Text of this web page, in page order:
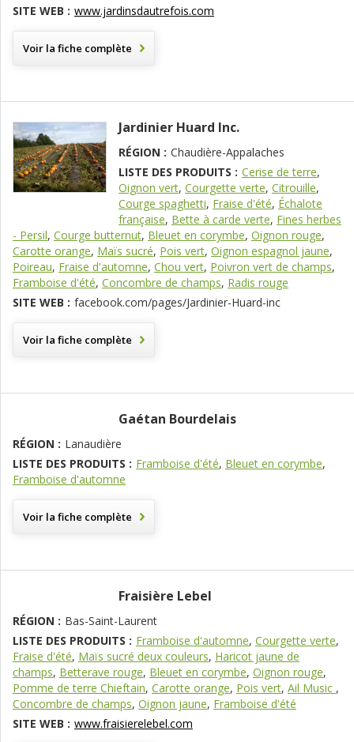
SITE WEB : www.jardinsdautrefois.com
Voir la fiche complète
Jardinier Huard Inc.
RÉGION : Chaudière-Appalaches
LISTE DES PRODUITS : Cerise de terre,
Oignon vert, Courgette verte, Citrouille,
Courge spaghetti, Fraise d'été, Échalote
française, Bette à carde verte, Fines herbes
- Persil, Courge butternut, Bleuet en corymbe, Oignon rouge,
Carotte orange, Maïs sucré, Pois vert, Oignon espagnol jaune,
Poireau, Fraise d'automne, Chou vert, Poivron vert de champs,
Framboise d'été, Concombre de champs, Radis rouge
SITE WEB : facebook.com/pages/Jardinier-Huard-inc
Voir la fiche complète
Gaétan Bourdelais
RÉGION : Lanaudière
LISTE DES PRODUITS : Framboise d'été, Bleuet en corymbe,
Framboise d'automne
Voir la fiche complète
Fraisière Lebel
RÉGION : Bas-Saint-Laurent
LISTE DES PRODUITS : Framboise d'automne, Courgette verte,
Fraise d'été, Maïs sucré deux couleurs, Haricot jaune de
champs, Betterave rouge, Bleuet en corymbe, Oignon rouge,
Pomme de terre Chieftain, Carotte orange, Pois vert, Ail Music ,
Concombre de champs, Oignon jaune, Framboise d'été
SITE WEB : www.fraisierelebel.com